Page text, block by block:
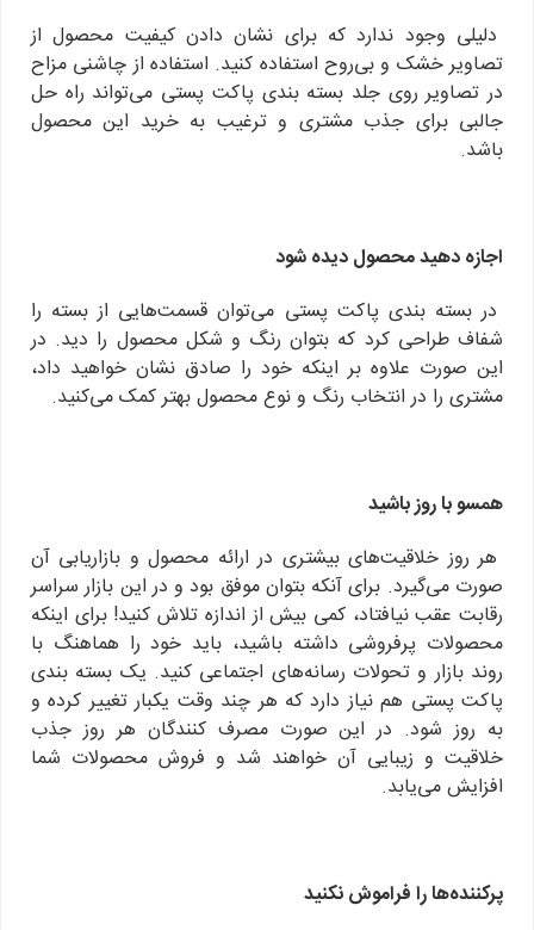
دلیلی وجود ندارد که برای نشان دادن کیفیت محصول از
تصاویر خشک و بی‌روح استفاده کنید. استفاده از چاشنی مزاح
در تصاویر روی جلد بسته بندی پاکت پستی می‌تواند راه حل
جالبی برای جذب مشتری و ترغیب به خرید این محصول
باشد.
اجازه دهید محصول دیده شود
در بسته بندی پاکت پستی می‌توان قسمت‌هایی از بسته را
شفاف طراحی کرد که بتوان رنگ و شکل محصول را دید. در
این صورت علاوه بر اینکه خود را صادق نشان خواهید داد،
مشتری را در انتخاب رنگ و نوع محصول بهتر کمک می‌کنید.
همسو با روز باشید
هر روز خلاقیت‌های بیشتری در ارائه محصول و بازاریابی آن
صورت می‌گیرد. برای آنکه بتوان موفق بود و در این بازار سراسر
رقابت عقب نیافتاد، کمی بیش از اندازه تلاش کنید! برای اینکه
محصولات پرفروشی داشته باشید، باید خود را هماهنگ با
روند بازار و تحولات رسانه‌های اجتماعی کنید. یک بسته بندی
پاکت پستی هم نیاز دارد که هر چند وقت یکبار تغییر کرده و
به روز شود. در این صورت مصرف کنندگان هر روز جذب
خلاقیت و زیبایی آن خواهند شد و فروش محصولات شما
افزایش می‌یابد.
پرکننده‌ها را فراموش نکنید